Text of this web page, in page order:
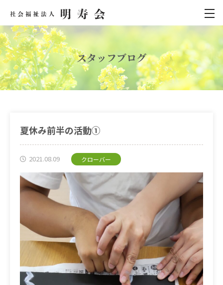
スタッフブログ
夏休み前半の活動①
2021.08.09 クローバー